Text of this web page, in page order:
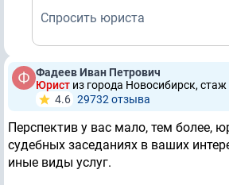
Спросить юриста
Фадеев Иван Петрович
Юрист из города Новосибирск, стаж
4.6 29732 отзывa
Перспектив у вас мало, тем более,
судебных заседаниях в ваших
иные виды услуг.